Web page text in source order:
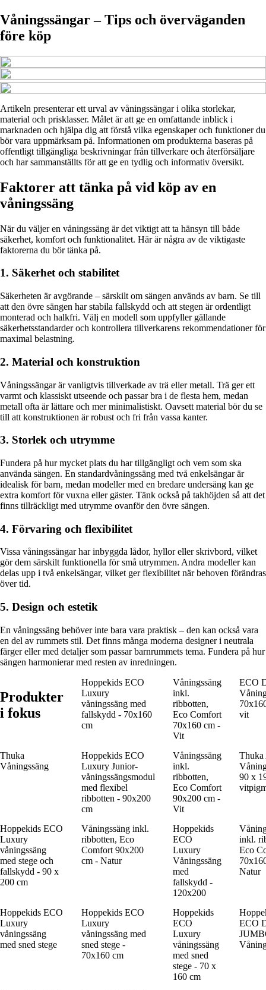
Våningssängar – Tips och överväganden
före köp
Artikeln presenterar ett urval av våningssängar i olika storlekar,
material och prisklasser. Målet är att ge en omfattande inblick i
marknaden och hjälpa dig att förstå vilka egenskaper och funktioner du
bör vara uppmärksam på. Informationen om produkterna baseras på
offentligt tillgängliga beskrivningar från tillverkare och återförsäljare
och har sammanställts för att ge en tydlig och informativ översikt.
Faktorer att tänka på vid köp av en
våningssäng
När du väljer en våningssäng är det viktigt att ta hänsyn till både
säkerhet, komfort och funktionalitet. Här är några av de viktigaste
faktorerna du bör tänka på.
1. Säkerhet och stabilitet
Säkerheten är avgörande – särskilt om sängen används av barn. Se till
att den övre sängen har stabila fallskydd och att stegen är ordentligt
monterad och halkfri. Välj en modell som uppfyller gällande
säkerhetsstandarder och kontrollera tillverkarens rekommendationer för
maximal belastning.
2. Material och konstruktion
Våningssängar är vanligtvis tillverkade av trä eller metall. Trä ger ett
varmt och klassiskt utseende och passar bra i de flesta hem, medan
metall ofta är lättare och mer minimalistiskt. Oavsett material bör du se
till att konstruktionen är robust och fri från vassa kanter.
3. Storlek och utrymme
Fundera på hur mycket plats du har tillgängligt och vem som ska
använda sängen. En standardvåningssäng med två enkelsängar är
idealisk för barn, medan modeller med en bredare undersäng kan ge
extra komfort för vuxna eller gäster. Tänk också på takhöjden så att det
finns tillräckligt med utrymme ovanför den övre sängen.
4. Förvaring och flexibilitet
Vissa våningssängar har inbyggda lådor, hyllor eller skrivbord, vilket
gör dem särskilt funktionella för små utrymmen. Andra modeller kan
delas upp i två enkelsängar, vilket ger flexibilitet när behoven förändras
över tid.
5. Design och estetik
En våningssäng behöver inte bara vara praktisk – den kan också vara
en del av rummets stil. Det finns många moderna designer i neutrala
färger eller med detaljer som passar barnrummets tema. Fundera på hur
sängen harmonierar med resten av inredningen.
Produkter
i fokus
Hoppekids ECO
Luxury
våningssäng med
fallskydd - 70x160
cm
Våningssäng
inkl.
ribbotten,
Eco Comfort
70x160 cm -
Vit
ECO
vit
Thuka
Våningssäng
Hoppekids ECO
Luxury Junior-
våningssängsmodul
med flexibel
ribbotten - 90x200
cm
Våningssäng
inkl.
ribbotten,
Eco Comfort
90x200 cm -
Vit
Thuka
90 x
Hoppekids ECO
Luxury
våningssäng
med stege och
fallskydd - 90 x
200 cm
Våningssäng inkl.
ribbotten, Eco
Comfort 90x200
cm - Natur
Hoppekids
ECO
Luxury
Våningssäng
med
fallskydd -
120x200
inkl.
Eco
Natur
Hoppekids ECO
Luxury
våningssäng
med sned stege
Hoppekids ECO
Luxury
våningssäng med
sned stege -
70x160 cm
Hoppekids
ECO
Luxury
våningssäng
med sned
stege - 70 x
160 cm
ECO